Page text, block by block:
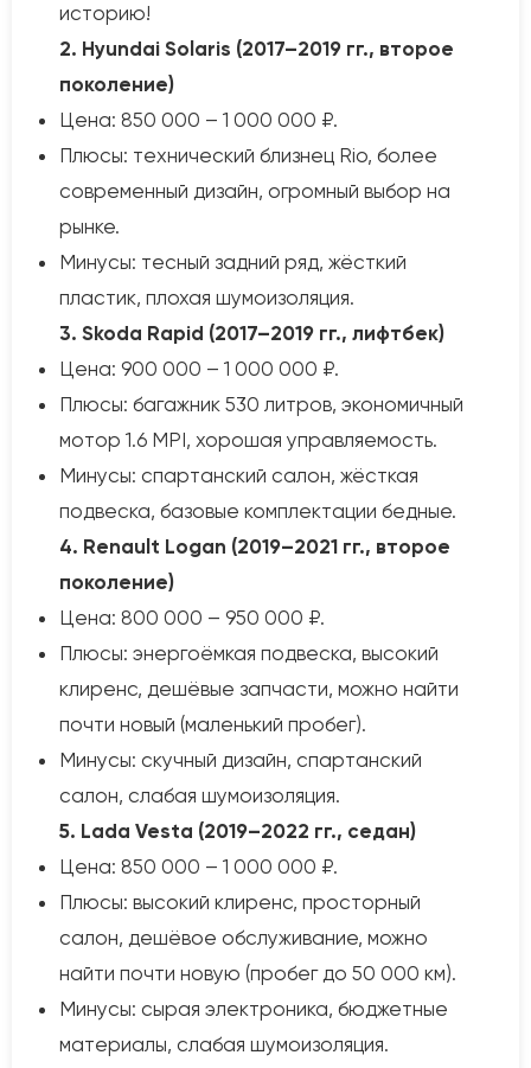
историю!
2. Hyundai Solaris (2017–2019 гг., второе
поколение)
Цена: 850 000 – 1 000 000 ₽.
Плюсы: технический близнец Rio, более
современный дизайн, огромный выбор на
рынке.
Минусы: тесный задний ряд, жёсткий
пластик, плохая шумоизоляция.
3. Skoda Rapid (2017–2019 гг., лифтбек)
Цена: 900 000 – 1 000 000 ₽.
Плюсы: багажник 530 литров, экономичный
мотор 1.6 MPI, хорошая управляемость.
Минусы: спартанский салон, жёсткая
подвеска, базовые комплектации бедные.
4. Renault Logan (2019–2021 гг., второе
поколение)
Цена: 800 000 – 950 000 ₽.
Плюсы: энергоёмкая подвеска, высокий
клиренс, дешёвые запчасти, можно найти
почти новый (маленький пробег).
Минусы: скучный дизайн, спартанский
салон, слабая шумоизоляция.
5. Lada Vesta (2019–2022 гг., седан)
Цена: 850 000 – 1 000 000 ₽.
Плюсы: высокий клиренс, просторный
салон, дешёвое обслуживание, можно
найти почти новую (пробег до 50 000 км).
Минусы: сырая электроника, бюджетные
материалы, слабая шумоизоляция.